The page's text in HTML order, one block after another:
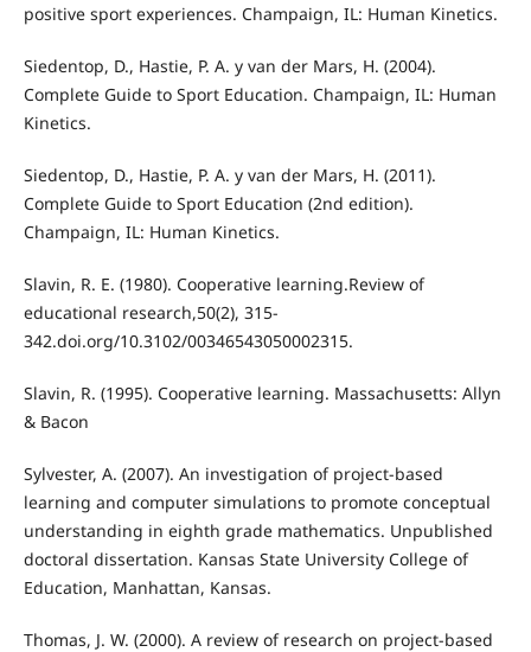
positive sport experiences. Champaign, IL: Human Kinetics.
Siedentop, D., Hastie, P. A. y van der Mars, H. (2004).
Complete Guide to Sport Education. Champaign, IL: Human
Kinetics.
Siedentop, D., Hastie, P. A. y van der Mars, H. (2011).
Complete Guide to Sport Education (2nd edition).
Champaign, IL: Human Kinetics.
Slavin, R. E. (1980). Cooperative learning.Review of
educational research,50(2), 315-
342.doi.org/10.3102/00346543050002315.
Slavin, R. (1995). Cooperative learning. Massachusetts: Allyn
& Bacon
Sylvester, A. (2007). An investigation of project-based
learning and computer simulations to promote conceptual
understanding in eighth grade mathematics. Unpublished
doctoral dissertation. Kansas State University College of
Education, Manhattan, Kansas.
Thomas, J. W. (2000). A review of research on project-based